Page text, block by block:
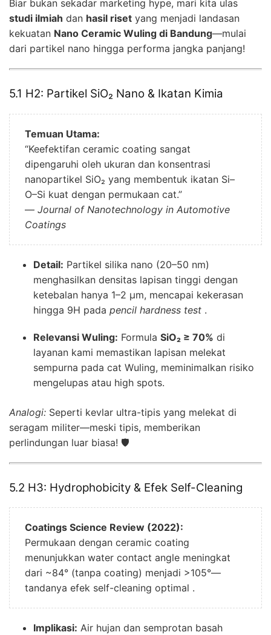
Biar bukan sekadar marketing hype, mari kita ulas
studi ilmiah dan hasil riset yang menjadi landasan
kekuatan Nano Ceramic Wuling di Bandung—mulai
dari partikel nano hingga performa jangka panjang!
5.1 H2: Partikel SiO₂ Nano & Ikatan Kimia
Temuan Utama:
“Keefektifan ceramic coating sangat
dipengaruhi oleh ukuran dan konsentrasi
nanopartikel SiO₂ yang membentuk ikatan Si–
O–Si kuat dengan permukaan cat.”
— Journal of Nanotechnology in Automotive
Coatings
Detail: Partikel silika nano (20–50 nm)
menghasilkan densitas lapisan tinggi dengan
ketebalan hanya 1–2 µm, mencapai kekerasan
hingga 9H pada pencil hardness test .
Relevansi Wuling: Formula SiO₂ ≥ 70% di
layanan kami memastikan lapisan melekat
sempurna pada cat Wuling, meminimalkan risiko
mengelupas atau high spots.
Analogi: Seperti kevlar ultra-tipis yang melekat di
seragam militer—meski tipis, memberikan
perlindungan luar biasa! 🛡️
5.2 H3: Hydrophobicity & Efek Self-Cleaning
Coatings Science Review (2022):
Permukaan dengan ceramic coating
menunjukkan water contact angle meningkat
dari ~84° (tanpa coating) menjadi >105°—
tandanya efek self-cleaning optimal .
Implikasi: Air hujan dan semprotan basah